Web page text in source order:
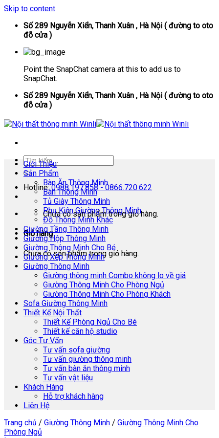
Skip to content
Số 289 Nguyễn Xiển, Thanh Xuân , Hà Nội ( đường to oto
đỗ cửa )
Point the SnapChat camera at this to add us to
SnapChat.
Số 289 Nguyễn Xiển, Thanh Xuân , Hà Nội ( đường to oto
đỗ cửa )
Hotline:0988.197.858 - 0866.720.622
Chưa có sản phẩm trong giỏ hàng.
Giỏ hàng
Chưa có sản phẩm trong giỏ hàng.
Giới Thiệu
Sản Phẩm
Bàn Ăn Thông Minh
Bàn Thông Minh
Tủ Giày Thông Minh
Phụ Kiện Giường Thông Minh
Đồ Thông Minh Khác
Giường Tầng Thông Minh
Giường Hộp Thông Minh
Giường Thông Minh Cho Bé
Giường Xếp Thông Minh
Giường Thông Minh
Giường thông minh Combo không lo về giá
Giường Thông Minh Cho Phòng Ngủ
Giường Thông Minh Cho Phòng Khách
Sofa Giường Thông Minh
Thiết Kế Nội Thất
Thiết Kế Phòng Ngủ Cho Bé
Thiết kế căn hộ studio
Góc Tư Vấn
Tư vấn sofa giường
Tư vấn giường thông minh
Tư vấn bàn ăn thông minh
Tư vấn vật liệu
Khách Hàng
Hỗ trợ khách hàng
Liên Hệ
Trang chủ / Giường Thông Minh / Giường Thông Minh Cho
Phòng Ngủ